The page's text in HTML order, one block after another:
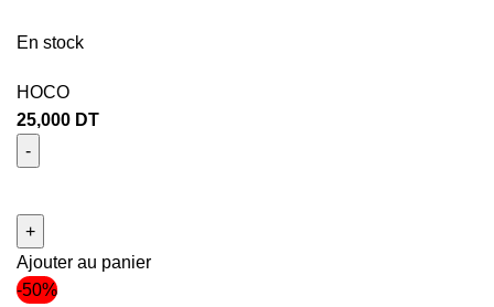
En stock
HOCO
25,000 DT
Ajouter au panier
-50%